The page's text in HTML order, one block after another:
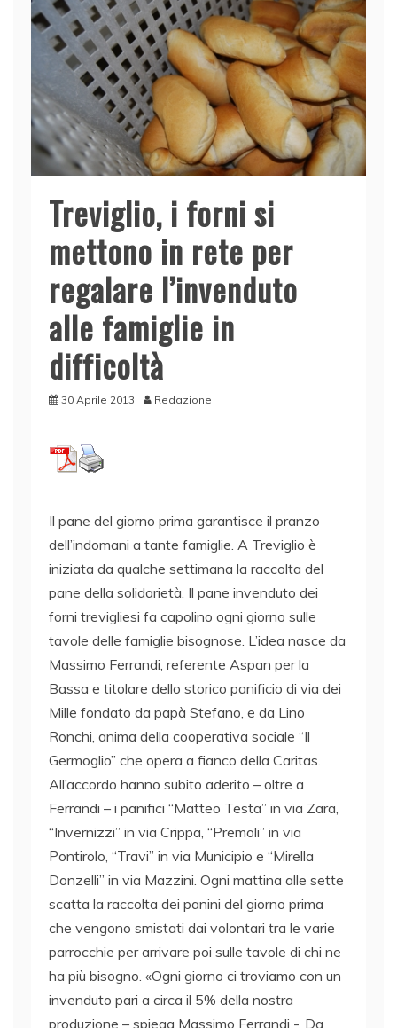
Treviglio, i forni si
mettono in rete per
regalare l’invenduto
alle famiglie in
difficoltà
30 Aprile 2013 Redazione
Il pane del giorno prima garantisce il pranzo
dell’indomani a tante famiglie. A Treviglio è
iniziata da qualche settimana la raccolta del
pane della solidarietà. Il pane invenduto dei
forni trevigliesi fa capolino ogni giorno sulle
tavole delle famiglie bisognose. L’idea nasce da
Massimo Ferrandi, referente Aspan per la
Bassa e titolare dello storico panificio di via dei
Mille fondato da papà Stefano, e da Lino
Ronchi, anima della cooperativa sociale “Il
Germoglio” che opera a fianco della Caritas.
All’accordo hanno subito aderito – oltre a
Ferrandi – i panifici “Matteo Testa” in via Zara,
“Invernizzi” in via Crippa, “Premoli” in via
Pontirolo, “Travi” in via Municipio e “Mirella
Donzelli” in via Mazzini. Ogni mattina alle sette
scatta la raccolta dei panini del giorno prima
che vengono smistati dai volontari tra le varie
parrocchie per arrivare poi sulle tavole di chi ne
ha più bisogno. «Ogni giorno ci troviamo con un
invenduto pari a circa il 5% della nostra
produzione – spiega Massimo Ferrandi -. Da